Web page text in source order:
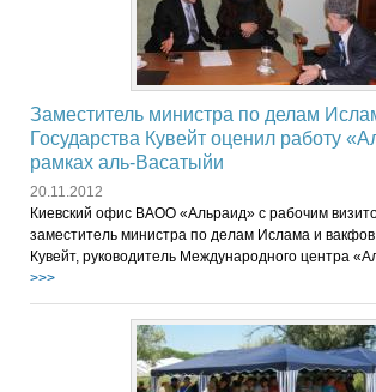
Заместитель министра по делам
Государства Кувейт оценил работу
рамках аль-Васатыйи
20.11.2012
Киевский офис ВАОО «Альраид» с рабочим
заместитель министра по делам Ислама и вакфов
Кувейт, руководитель Международного центра
>>>